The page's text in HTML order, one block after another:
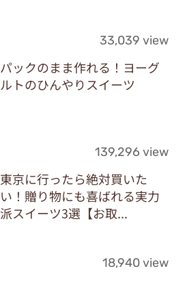
33,039 view
パックのまま作れる！ヨーグ
ルトのひんやりスイーツ
139,296 view
東京に行ったら絶対買いた
い！贈り物にも喜ばれる実力
派スイーツ3選【お取...
18,940 view